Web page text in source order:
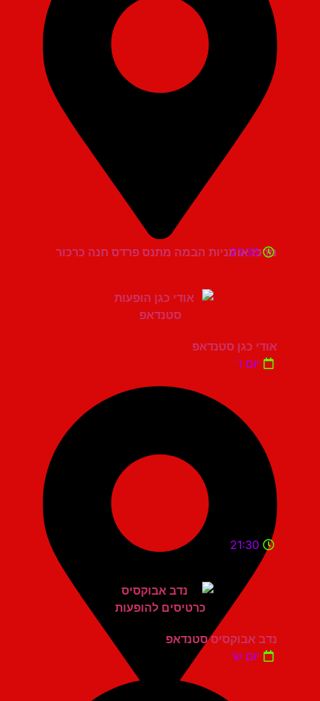
מרכז אומניות הבמה מתנס פרדס חנה כרכור
21:30
אודי כגן סטנדאפ
יום ו'
21:30
נדב אבוקסיס סטנדאפ
יום ש'